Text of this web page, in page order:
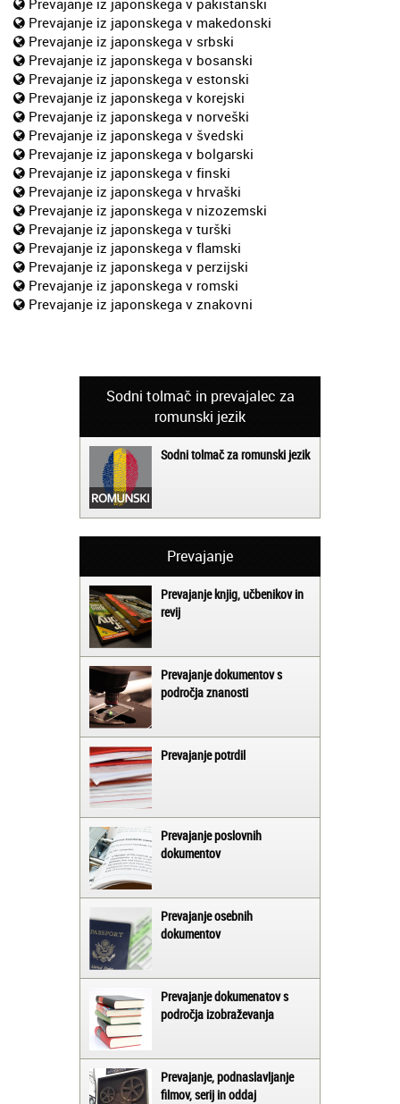
Prevajanje iz japonskega v makedonski
Prevajanje iz japonskega v srbski
Prevajanje iz japonskega v bosanski
Prevajanje iz japonskega v estonski
Prevajanje iz japonskega v korejski
Prevajanje iz japonskega v norveški
Prevajanje iz japonskega v švedski
Prevajanje iz japonskega v bolgarski
Prevajanje iz japonskega v finski
Prevajanje iz japonskega v hrvaški
Prevajanje iz japonskega v nizozemski
Prevajanje iz japonskega v turški
Prevajanje iz japonskega v flamski
Prevajanje iz japonskega v perzijski
Prevajanje iz japonskega v romski
Prevajanje iz japonskega v znakovni
Sodni tolmač in prevajalec za
romunski jezik
Sodni tolmač za romunski jezik
Prevajanje
Prevajanje knjig, učbenikov in
revij
Prevajanje dokumentov s
področja znanosti
Prevajanje potrdil
Prevajanje poslovnih
dokumentov
Prevajanje osebnih
dokumentov
Prevajanje dokumenatov s
področja izobraževanja
Prevajanje, podnaslavljanje
filmov, serij in oddaj